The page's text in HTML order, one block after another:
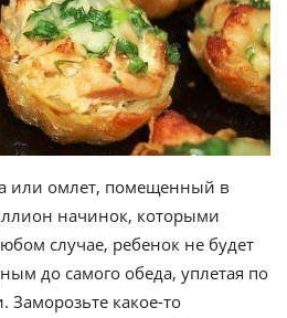
или омлет, помещенный в
начинок, которыми
случае, ребенок не будет
до самого обеда, уплетая по
какое-то